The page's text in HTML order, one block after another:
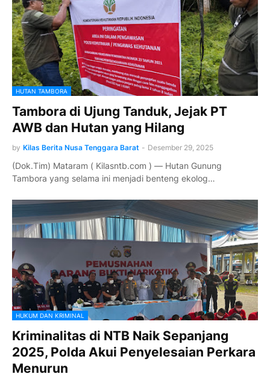
HUTAN TAMBORA
Tambora di Ujung Tanduk, Jejak PT
AWB dan Hutan yang Hilang
by Kilas Berita Nusa Tenggara Barat - Desember 29, 2025
(Dok.Tim) Mataram ( Kilasntb.com ) — Hutan Gunung
Tambora yang selama ini menjadi benteng ekolog…
HUKUM DAN KRIMINAL
Kriminalitas di NTB Naik Sepanjang
2025, Polda Akui Penyelesaian Perkara
Menurun